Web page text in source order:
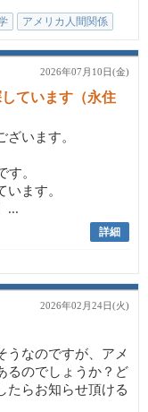
アメリカ人間関係
2026年07月10日(金)
ています（永住
います。
す。
ます。
...
詳細
2026年02月24日(火)
うなのですが、アメ
るのでしょうか？ど
たらお知らせ頂ける